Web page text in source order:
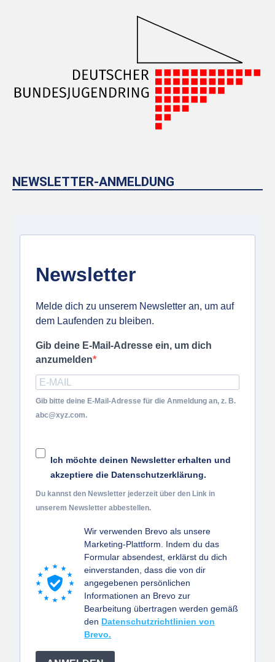
NEWSLETTER-ANMELDUNG
Newsletter
Melde dich zu unserem Newsletter an, um auf
dem Laufenden zu bleiben.
Gib deine E-Mail-Adresse ein, um dich
anzumelden
Gib bitte deine E-Mail-Adresse für die Anmeldung an, z. B.
abc@xyz.com.
Ich möchte deinen Newsletter erhalten und
akzeptiere die Datenschutzerklärung.
Du kannst den Newsletter jederzeit über den Link in
unserem Newsletter abbestellen.
Wir verwenden Brevo als unsere
Marketing-Plattform. Indem du das
Formular absendest, erklärst du dich
einverstanden, dass die von dir
angegebenen persönlichen
Informationen an Brevo zur
Bearbeitung übertragen werden gemäß
den Datenschutzrichtlinien von
Brevo.